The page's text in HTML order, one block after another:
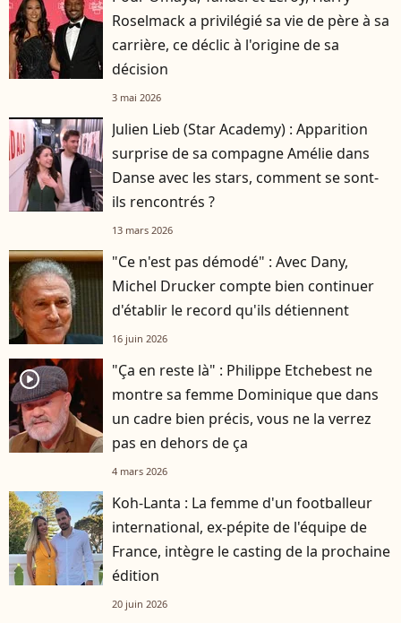
Roselmack a privilégié sa vie de père à sa
carrière, ce déclic à l'origine de sa
décision
3 mai 2026
Julien Lieb (Star Academy) : Apparition
surprise de sa compagne Amélie dans
Danse avec les stars, comment se sont-
ils rencontrés ?
13 mars 2026
"Ce n'est pas démodé" : Avec Dany,
Michel Drucker compte bien continuer
d'établir le record qu'ils détiennent
16 juin 2026
player2
"Ça en reste là" : Philippe Etchebest ne
montre sa femme Dominique que dans
un cadre bien précis, vous ne la verrez
pas en dehors de ça
4 mars 2026
Koh-Lanta : La femme d'un footballeur
international, ex-pépite de l'équipe de
France, intègre le casting de la prochaine
édition
20 juin 2026